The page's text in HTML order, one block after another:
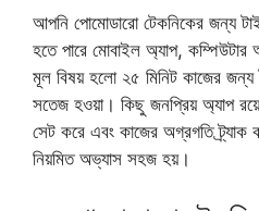
আপনি পোমোডারো টেকনিকের জন্য
হতে পারে মোবাইল অ্যাপ, কম্পিউটার
মূল বিষয় হলো ২৫ মিনিট কাজের জন্য
সতেজ হওয়া। কিছু জনপ্রিয় অ্যাপ
সেট করে এবং কাজের অগ্রগতি ট্র্যাক
নিয়মিত অভ্যাস সহজ হয়।